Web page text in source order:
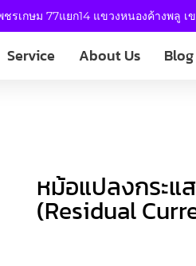
พชรเกษม 77แยก14 แขวงหนองค้างพลู
Service About Us Blog
หม้อแปลงกระแ
(Residual